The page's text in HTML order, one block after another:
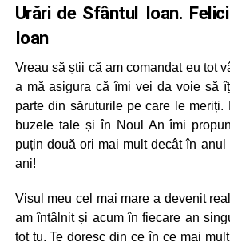
Urări de Sfântul Ioan.
Ioan
Vreau să știi că am comandat eu tot
a mă asigura că îmi vei da voie să
parte din săruturile pe care le meriți.
buzele tale și în Noul An îmi
puțin două ori mai mult decât în anul
ani!
Visul meu cel mai mare a devenit
am întâlnit și acum în fiecare an
tot tu. Te doresc din ce în ce mai